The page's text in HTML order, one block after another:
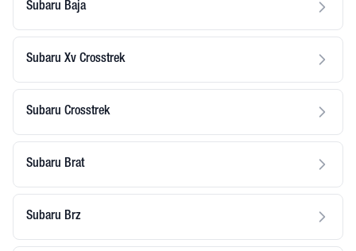
Subaru Baja
Subaru Xv Crosstrek
Subaru Crosstrek
Subaru Brat
Subaru Brz